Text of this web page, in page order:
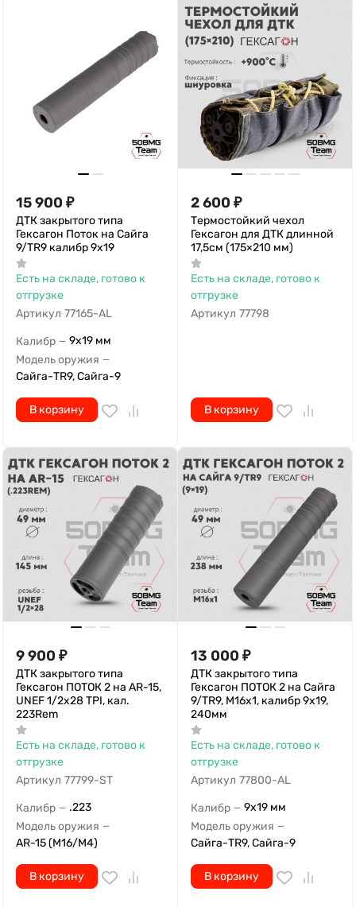
15 900 ₽
ДТК закрытого типа
Гексагон Поток на Сайга
9/TR9 калибр 9х19
Есть на складе, готово к
отгрузке
Артикул 77165-AL
Калибр — 9x19 мм
Модель оружия —
Сайга-TR9, Сайга-9
В корзину
2 600 ₽
Термостойкий чехол
Гексагон для ДТК длинной
17,5см (175×210 мм)
Есть на складе, готово к
отгрузке
Артикул 77798
В корзину
9 900 ₽
ДТК закрытого типа
Гексагон ПОТОК 2 на AR-15,
UNEF 1/2х28 TPI, кал.
223Rem
Есть на складе, готово к
отгрузке
Артикул 77799-ST
Калибр — .223
Модель оружия —
AR-15 (M16/M4)
В корзину
13 000 ₽
ДТК закрытого типа
Гексагон ПОТОК 2 на Сайга
9/TR9, М16х1, калибр 9х19,
240мм
Есть на складе, готово к
отгрузке
Артикул 77800-AL
Калибр — 9x19 мм
Модель оружия —
Сайга-TR9, Сайга-9
В корзину